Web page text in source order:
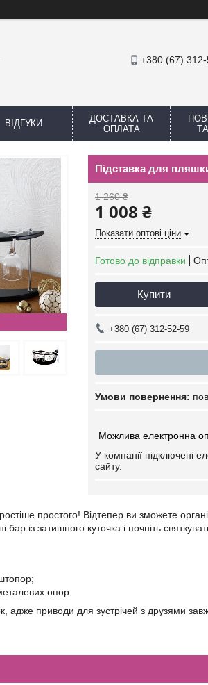
+380 (67)
ВІДГУКИ
ДОСТАВКА ТА
ОПЛАТА
Підставка для
1 260 ₴
1 008 ₴
Показати оптові ціни
Готово до відправки
Купити
+380 (67) 312-52-59
У компанії підключені
сайту.
простого! Відтепер ви зможете
бар із затишного куточка і почніть
опор.
адже приводи для зустрічей з друзями